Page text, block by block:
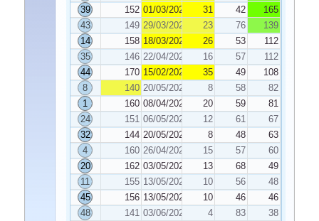
39
152 01/03/2022 31 42
165
43
149 29/03/2022 23 76
139
14
158 18/03/2022 26 53
112
35
146 22/04/2022 16 57
112
44
170 15/02/2022 35 49
108
8
140 20/05/2022 8 58
82
1
160 08/04/2022 20 59
81
24
151 06/05/2022 12 61
67
32
144 20/05/2022 8 48
63
4
160 26/04/2022 15 57
60
20
162 03/05/2022 13 68
49
11
155 13/05/2022 10 56
48
45
156 13/05/2022 10 46
46
48
141 03/06/2022 4 83
38